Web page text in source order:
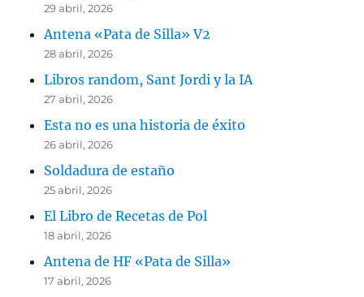
29 abril, 2026
Antena «Pata de Silla» V2
28 abril, 2026
Libros random, Sant Jordi y la IA
27 abril, 2026
Esta no es una historia de éxito
26 abril, 2026
Soldadura de estaño
25 abril, 2026
El Libro de Recetas de Pol
18 abril, 2026
Antena de HF «Pata de Silla»
17 abril, 2026